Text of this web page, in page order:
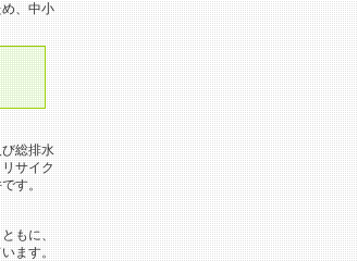
、中小
総排水
サイク
す。
もに、
ます。